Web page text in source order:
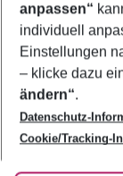
Footer
Footer
Über uns
AGB
Bestpreisgarantie
Cookie-
Cookie-Richtlinie
Barrierefreies
Folge uns
anpassen“
individuell
Einstellungen
– klicke dazu
ändern“.
Datenschutz-
Cookie/Tracking-